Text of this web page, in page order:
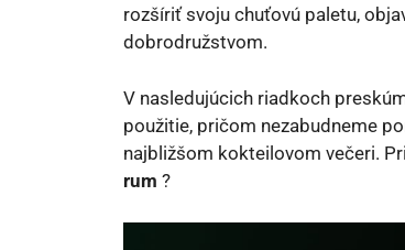
rozšíriť svoju chuťovú paletu,
dobrodružstvom.
V nasledujúcich riadkoch
použitie, pričom nezabudneme
najbližšom kokteilovom večeri.
rum ?